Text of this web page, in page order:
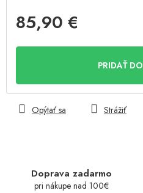
85,90 €
PRIDAŤ
Doprava zadarmo
pri nákupe nad 100€
Opýtať sa Strážiť